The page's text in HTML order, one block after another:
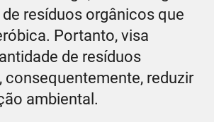
resíduos orgânicos que
Portanto, visa
de resíduos
consequentemente, reduzir
ambiental.